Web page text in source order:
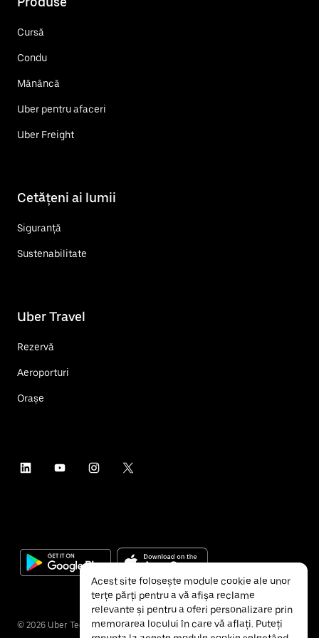
Cursă
Condu
Mănâncă
Uber pentru afaceri
Uber Freight
Cetățeni ai lumii
Siguranță
Sustenabilitate
Uber Travel
Rezervă
Aeroporturi
Orașe
© 2026 Uber Technologies Inc.
Acest site folosește module cookie ale unor
terțe părți pentru a vă afișa reclame
relevante și pentru a oferi personalizare prin
memorarea locului în care vă aflați. Puteți